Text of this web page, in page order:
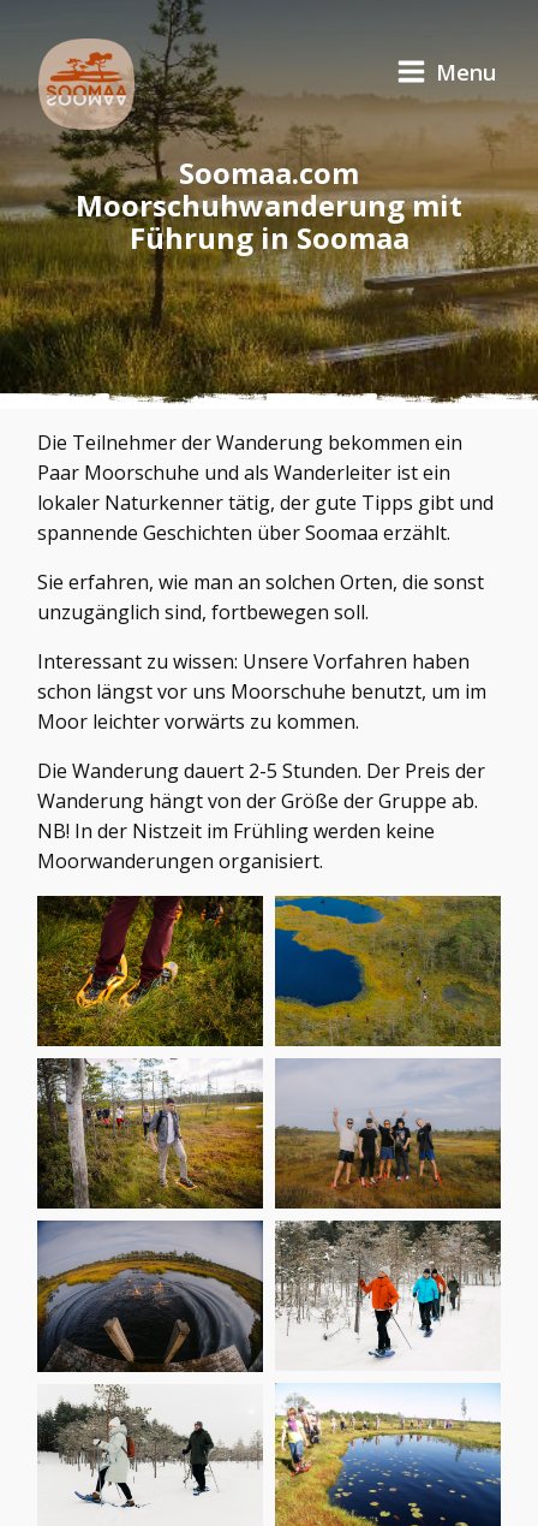
Menu
Soomaa.com
Moorschuhwanderung mit
Führung in Soomaa
Die Teilnehmer der Wanderung bekommen ein
Paar Moorschuhe und als Wanderleiter ist ein
lokaler Naturkenner tätig, der gute Tipps gibt und
spannende Geschichten über Soomaa erzählt.
Sie erfahren, wie man an solchen Orten, die sonst
unzugänglich sind, fortbewegen soll.
Interessant zu wissen: Unsere Vorfahren haben
schon längst vor uns Moorschuhe benutzt, um im
Moor leichter vorwärts zu kommen.
Die Wanderung dauert 2-5 Stunden. Der Preis der
Wanderung hängt von der Größe der Gruppe ab.
NB! In der Nistzeit im Frühling werden keine
Moorwanderungen organisiert.